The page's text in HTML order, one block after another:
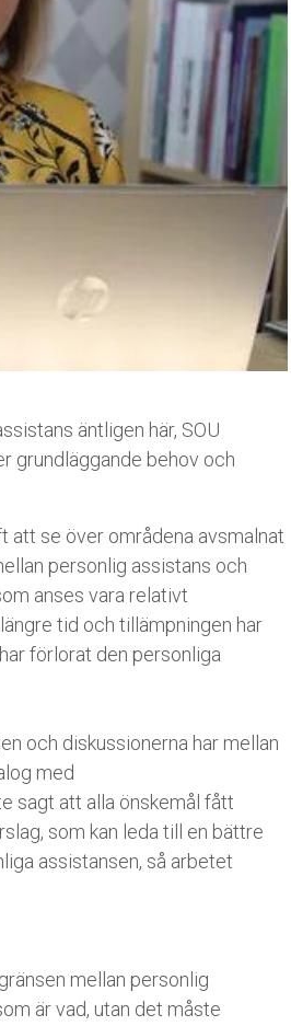
äntligen här, SOU
grundläggande behov och
att se över områdena avsmalnat
personlig assistans och
anses vara relativt
tid och tillämpningen har
förlorat den personliga
och diskussionerna har mellan
med
sagt att alla önskemål fått
som kan leda till en bättre
assistansen, så arbetet
mellan personlig
är vad, utan det måste